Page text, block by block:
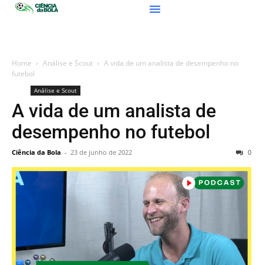
Home Análise e Scout
A vida de um analista de desempenho no
futebol
Análise e Scout
A vida de um analista de
desempenho no futebol
Ciência da Bola - 23 de junho de 2022 0